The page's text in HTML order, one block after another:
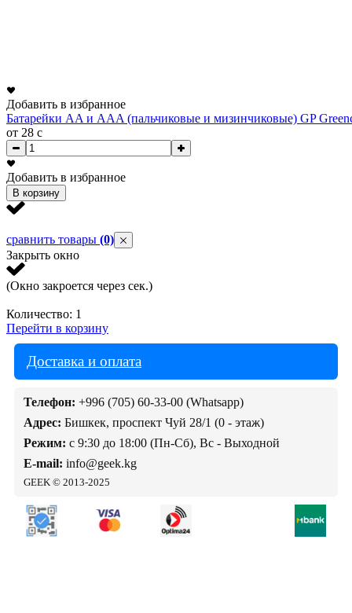
Добавить в избранное
Батарейки AA и AAA (пальчиковые и мизинчиковые) GP
от 28 c
Добавить в избранное
В корзину
сравнить товары (0)
Закрыть окно
(Окно закроется через сек.)
Количество: 1
Перейти в корзину
Доставка и оплата
Телефон: +996 (705) 60-33-00 (Whatsapp)
Адрес: Бишкек, проспект Чуй 28/1 (0 - этаж)
Режим: с 9:30 до 18:00 (Пн-Сб), Вс - Выходной
E-mail: info@geek.kg
GEEK © 2013-2025